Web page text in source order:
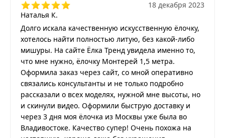
Наталья К.
18 декабря 2023
Долго искала качественную искусственную ёлочку,
хотелось найти полностью литую, без какой-либо
мишуры. На сайте Ёлка Тренд увидела именно то,
что мне нужно, ёлочку Монтерей 1,5 метра.
Оформила заказ через сайт, со мной оперативно
связались консультанты и не только подробно
рассказали о всех моделях, нужной мне высоты, но
и скинули видео. Оформили быструю доставку и
через 3 дня моя ёлочка из Москвы уже была во
Владивостоке. Качество супер! Очень похожа на